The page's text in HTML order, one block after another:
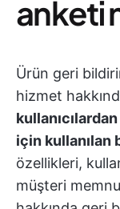
anketi
Ürün geri
hizmet
için kullanılan
özellikleri,
müşteri